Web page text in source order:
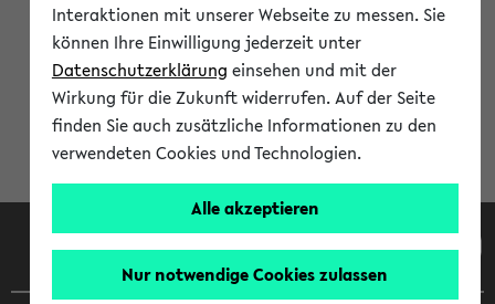
Interaktionen mit unserer Webseite zu messen. Sie
können Ihre Einwilligung jederzeit unter
Datenschutzerklärung einsehen und mit der
Wirkung für die Zukunft widerrufen. Auf der Seite
finden Sie auch zusätzliche Informationen zu den
verwendeten Cookies und Technologien.
Alle akzeptieren
Nur notwendige Cookies zulassen